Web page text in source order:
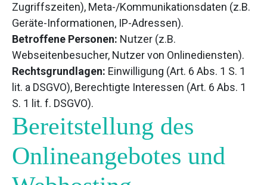
Zugriffszeiten), Meta-/Kommunikationsdaten (z.B.
Geräte-Informationen, IP-Adressen).
Betroffene Personen: Nutzer (z.B.
Webseitenbesucher, Nutzer von Onlinediensten).
Rechtsgrundlagen: Einwilligung (Art. 6 Abs. 1 S. 1
lit. a DSGVO), Berechtigte Interessen (Art. 6 Abs. 1
S. 1 lit. f. DSGVO).
Bereitstellung des
Onlineangebotes und